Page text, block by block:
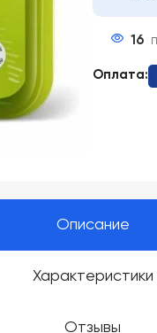
16
Оплата:
Описание
Характеристики
Отзывы